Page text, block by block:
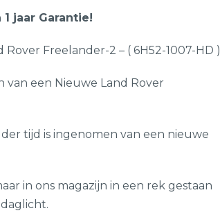
jaar Garantie!
Rover Freelander-2 – ( 6H52-1007-HD )
van een Nieuwe Land Rover
tijd is ingenomen van een nieuwe
in ons magazijn in een rek gestaan